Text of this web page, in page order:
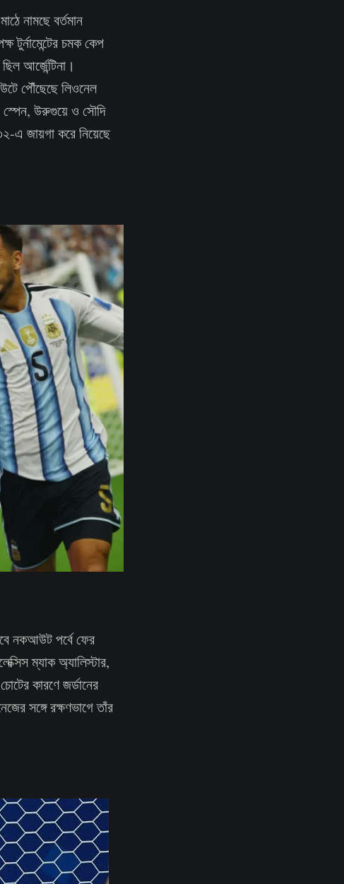
নামছে বর্তমান
টুর্নামেন্টের চমক কেপ
আর্জেন্টিনা।
পৌঁছেছে লিওনেল
স্পেন, উরুগুয়ে ও সৌদি
এ জায়গা করে নিয়েছে
নকআউট পর্বে ফের
ম্যাক অ্যালিস্টার,
কারণে জর্ডানের
সঙ্গে রক্ষণভাগে তাঁর